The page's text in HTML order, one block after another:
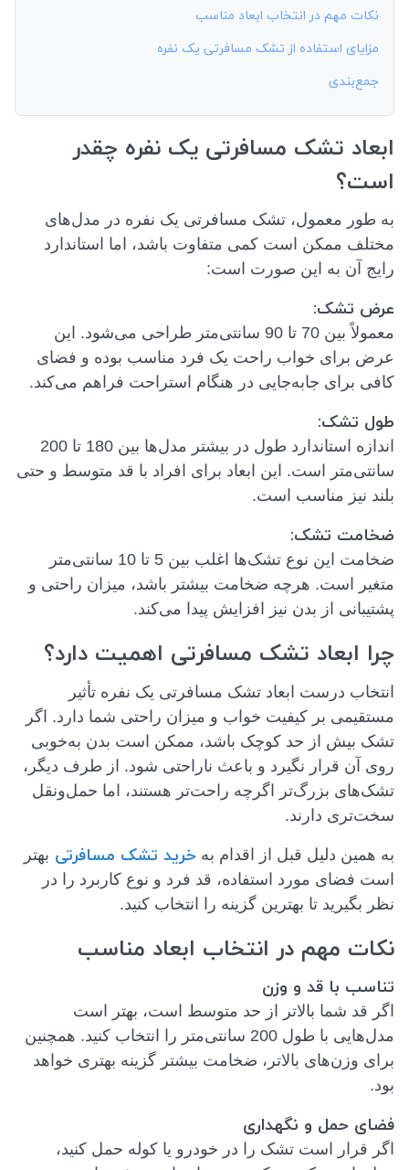
نکات مهم در انتخاب ابعاد مناسب
مزایای استفاده از تشک مسافرتی یک نفره
جمع‌بندی
ابعاد تشک مسافرتی یک نفره چقدر
است؟
به طور معمول، تشک مسافرتی یک نفره در مدل‌های
مختلف ممکن است کمی متفاوت باشد، اما استاندارد
رایج آن به این صورت است:
عرض تشک:
معمولاً بین 70 تا 90 سانتی‌متر طراحی می‌شود. این
عرض برای خواب راحت یک فرد مناسب بوده و فضای
کافی برای جابه‌جایی در هنگام استراحت فراهم می‌کند.
طول تشک:
اندازه استاندارد طول در بیشتر مدل‌ها بین 180 تا 200
سانتی‌متر است. این ابعاد برای افراد با قد متوسط و حتی
بلند نیز مناسب است.
ضخامت تشک:
ضخامت این نوع تشک‌ها اغلب بین 5 تا 10 سانتی‌متر
متغیر است. هرچه ضخامت بیشتر باشد، میزان راحتی و
پشتیبانی از بدن نیز افزایش پیدا می‌کند.
چرا ابعاد تشک مسافرتی اهمیت دارد؟
انتخاب درست ابعاد تشک مسافرتی یک نفره تأثیر
مستقیمی بر کیفیت خواب و میزان راحتی شما دارد. اگر
تشک بیش از حد کوچک باشد، ممکن است بدن به‌خوبی
روی آن قرار نگیرد و باعث ناراحتی شود. از طرف دیگر،
تشک‌های بزرگ‌تر اگرچه راحت‌تر هستند، اما حمل‌ونقل
سخت‌تری دارند.
به همین دلیل قبل از اقدام به خرید تشک مسافرتی بهتر
است فضای مورد استفاده، قد فرد و نوع کاربرد را در
نظر بگیرید تا بهترین گزینه را انتخاب کنید.
نکات مهم در انتخاب ابعاد مناسب
تناسب با قد و وزن
اگر قد شما بالاتر از حد متوسط است، بهتر است
مدل‌هایی با طول 200 سانتی‌متر را انتخاب کنید. همچنین
برای وزن‌های بالاتر، ضخامت بیشتر گزینه بهتری خواهد
بود.
فضای حمل و نگهداری
اگر قرار است تشک را در خودرو یا کوله حمل کنید،